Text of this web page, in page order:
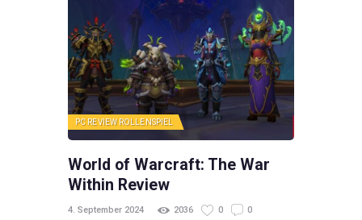
PC REVIEW ROLLENSPIEL
World of Warcraft: The War
Within Review
4. September 2024 2036 0 0